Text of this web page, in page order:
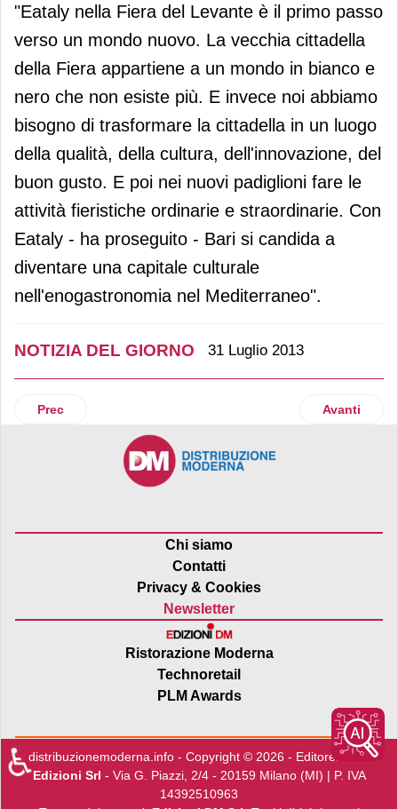
"Eataly nella Fiera del Levante è il primo passo
verso un mondo nuovo. La vecchia cittadella
della Fiera appartiene a un mondo in bianco e
nero che non esiste più. E invece noi abbiamo
bisogno di trasformare la cittadella in un luogo
della qualità, della cultura, dell'innovazione, del
buon gusto. E poi nei nuovi padiglioni fare le
attività fieristiche ordinarie e straordinarie. Con
Eataly - ha proseguito - Bari si candida a
diventare una capitale culturale
nell'enogastronomia nel Mediterraneo".
NOTIZIA DEL GIORNO 31 Luglio 2013
Articolo precedente: Saldi estivi: meno peggio del previsto
Prec Articolo
Avanti
Chi siamo
Contatti
Privacy & Cookies
Newsletter
Ristorazione Moderna
Technoretail
PLM Awards
distribuzionemoderna.info - Copyright © 2026 - Editore:Edra
Edizioni Srl - Via G. Piazzi, 2/4 - 20159 Milano (MI) | P. IVA
14392510963